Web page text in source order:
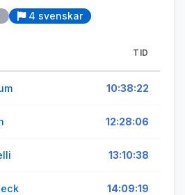
4 svenskar
TID
10:38:22
12:28:06
13:10:38
14:09:19